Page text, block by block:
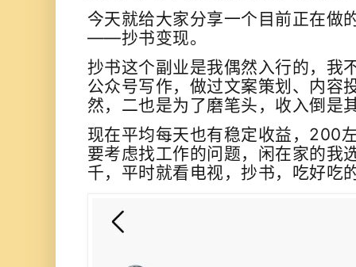
今天就给大家分享一个目前正在做
——抄书变现。
抄书这个副业是我偶然入行的，我
公众号写作，做过文案策划、内容
然，二也是为了磨笔头，收入倒是
现在平均每天也有稳定收益，200
要考虑找工作的问题，闲在家的我
千，平时就看电视，抄书，吃好吃